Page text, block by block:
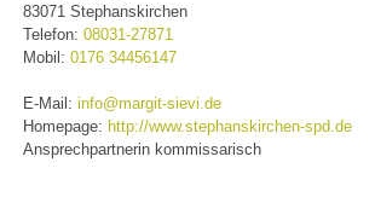
83071 Stephanskirchen
Telefon:08031-27871
Mobil:0176 34456147
E-Mail:info@margit-sievi.de
Homepage: http://www.stephanskirchen-spd.de
Ansprechpartnerin kommissarisch